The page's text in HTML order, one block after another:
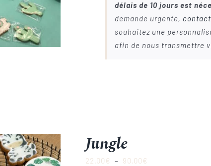
délais de 10 jours est
demande urgente,
souhaitez une
afin de nous transmettre
Jungle
22.00€ – 90.00€